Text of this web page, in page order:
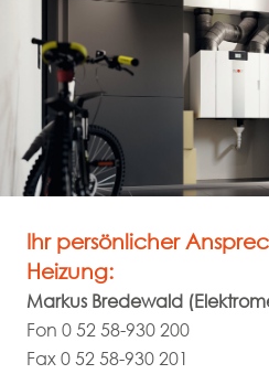
Ihr persönlicher
Heizung:
Markus Bredewald
Fon 0 52 58-930 200
Fax 0 52 58-930 201